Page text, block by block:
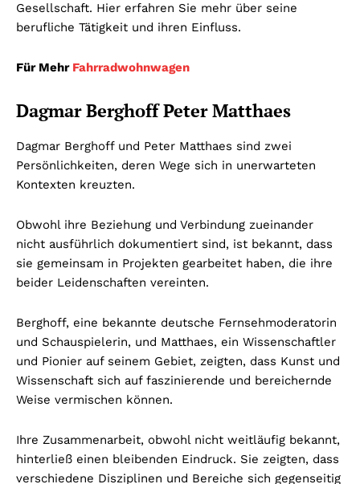
Gesellschaft. Hier erfahren Sie mehr über seine
berufliche Tätigkeit und ihren Einfluss.
Für Mehr Fahrradwohnwagen
Dagmar Berghoff Peter Matthaes
Dagmar Berghoff und Peter Matthaes sind zwei
Persönlichkeiten, deren Wege sich in unerwarteten
Kontexten kreuzten.
Obwohl ihre Beziehung und Verbindung zueinander
nicht ausführlich dokumentiert sind, ist bekannt, dass
sie gemeinsam in Projekten gearbeitet haben, die ihre
beider Leidenschaften vereinten.
Berghoff, eine bekannte deutsche Fernsehmoderatorin
und Schauspielerin, und Matthaes, ein Wissenschaftler
und Pionier auf seinem Gebiet, zeigten, dass Kunst und
Wissenschaft sich auf faszinierende und bereichernde
Weise vermischen können.
Ihre Zusammenarbeit, obwohl nicht weitläufig bekannt,
hinterließ einen bleibenden Eindruck. Sie zeigten, dass
verschiedene Disziplinen und Bereiche sich gegenseitig